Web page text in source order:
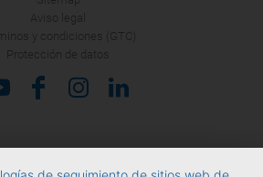
Aviso legal
y condiciones (GTC)
Protección de datos